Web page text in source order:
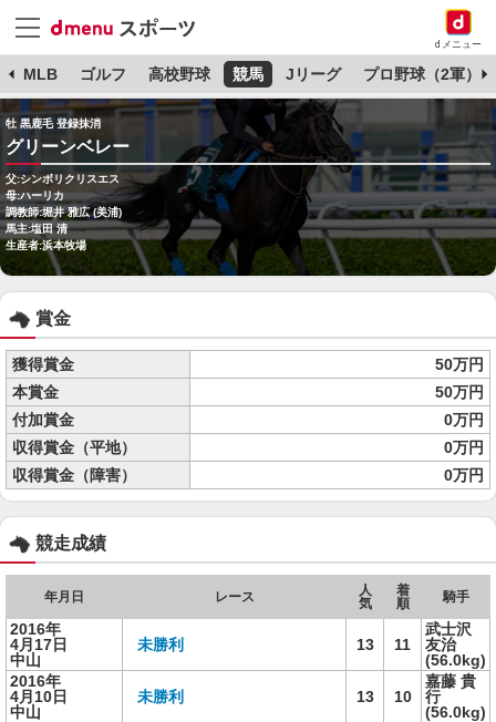
dメニュー
MLB ゴルフ 高校野球 競馬 Jリーグ プロ野球（2軍）
牡 黒鹿毛 登録抹消
グリーンベレー
父:シンボリクリスエス
母:ハーリカ
調教師:堀井 雅広 (美浦)
馬主:塩田 清
生産者:浜本牧場
賞金
獲得賞金
50万円
本賞金
50万円
付加賞金
0万円
収得賞金（平地）
0万円
収得賞金（障害）
0万円
競走成績
年月日 レース
人
気
着
順
騎手
2016年
4月17日
中山
未勝利 13 11
武士沢
友治
(56.0kg)
2016年
4月10日
中山
未勝利 13 10
嘉藤 貴
行
(56.0kg)